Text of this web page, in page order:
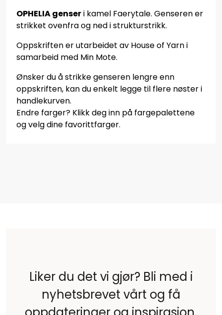
OPHELIA genseri kamel Faerytale. Genseren er
strikket ovenfra og ned i strukturstrikk.
Oppskriften er utarbeidet av House of Yarn i
samarbeid med Min Mote.
Ønsker du å strikke genseren lengre enn
oppskriften, kan du enkelt legge til flere nøster i
handlekurven.
Endre farger? Klikk deg inn på fargepalettene
og velg dine favorittfarger.
Liker du det vi gjør? Bli med i
nyhetsbrevet vårt og få